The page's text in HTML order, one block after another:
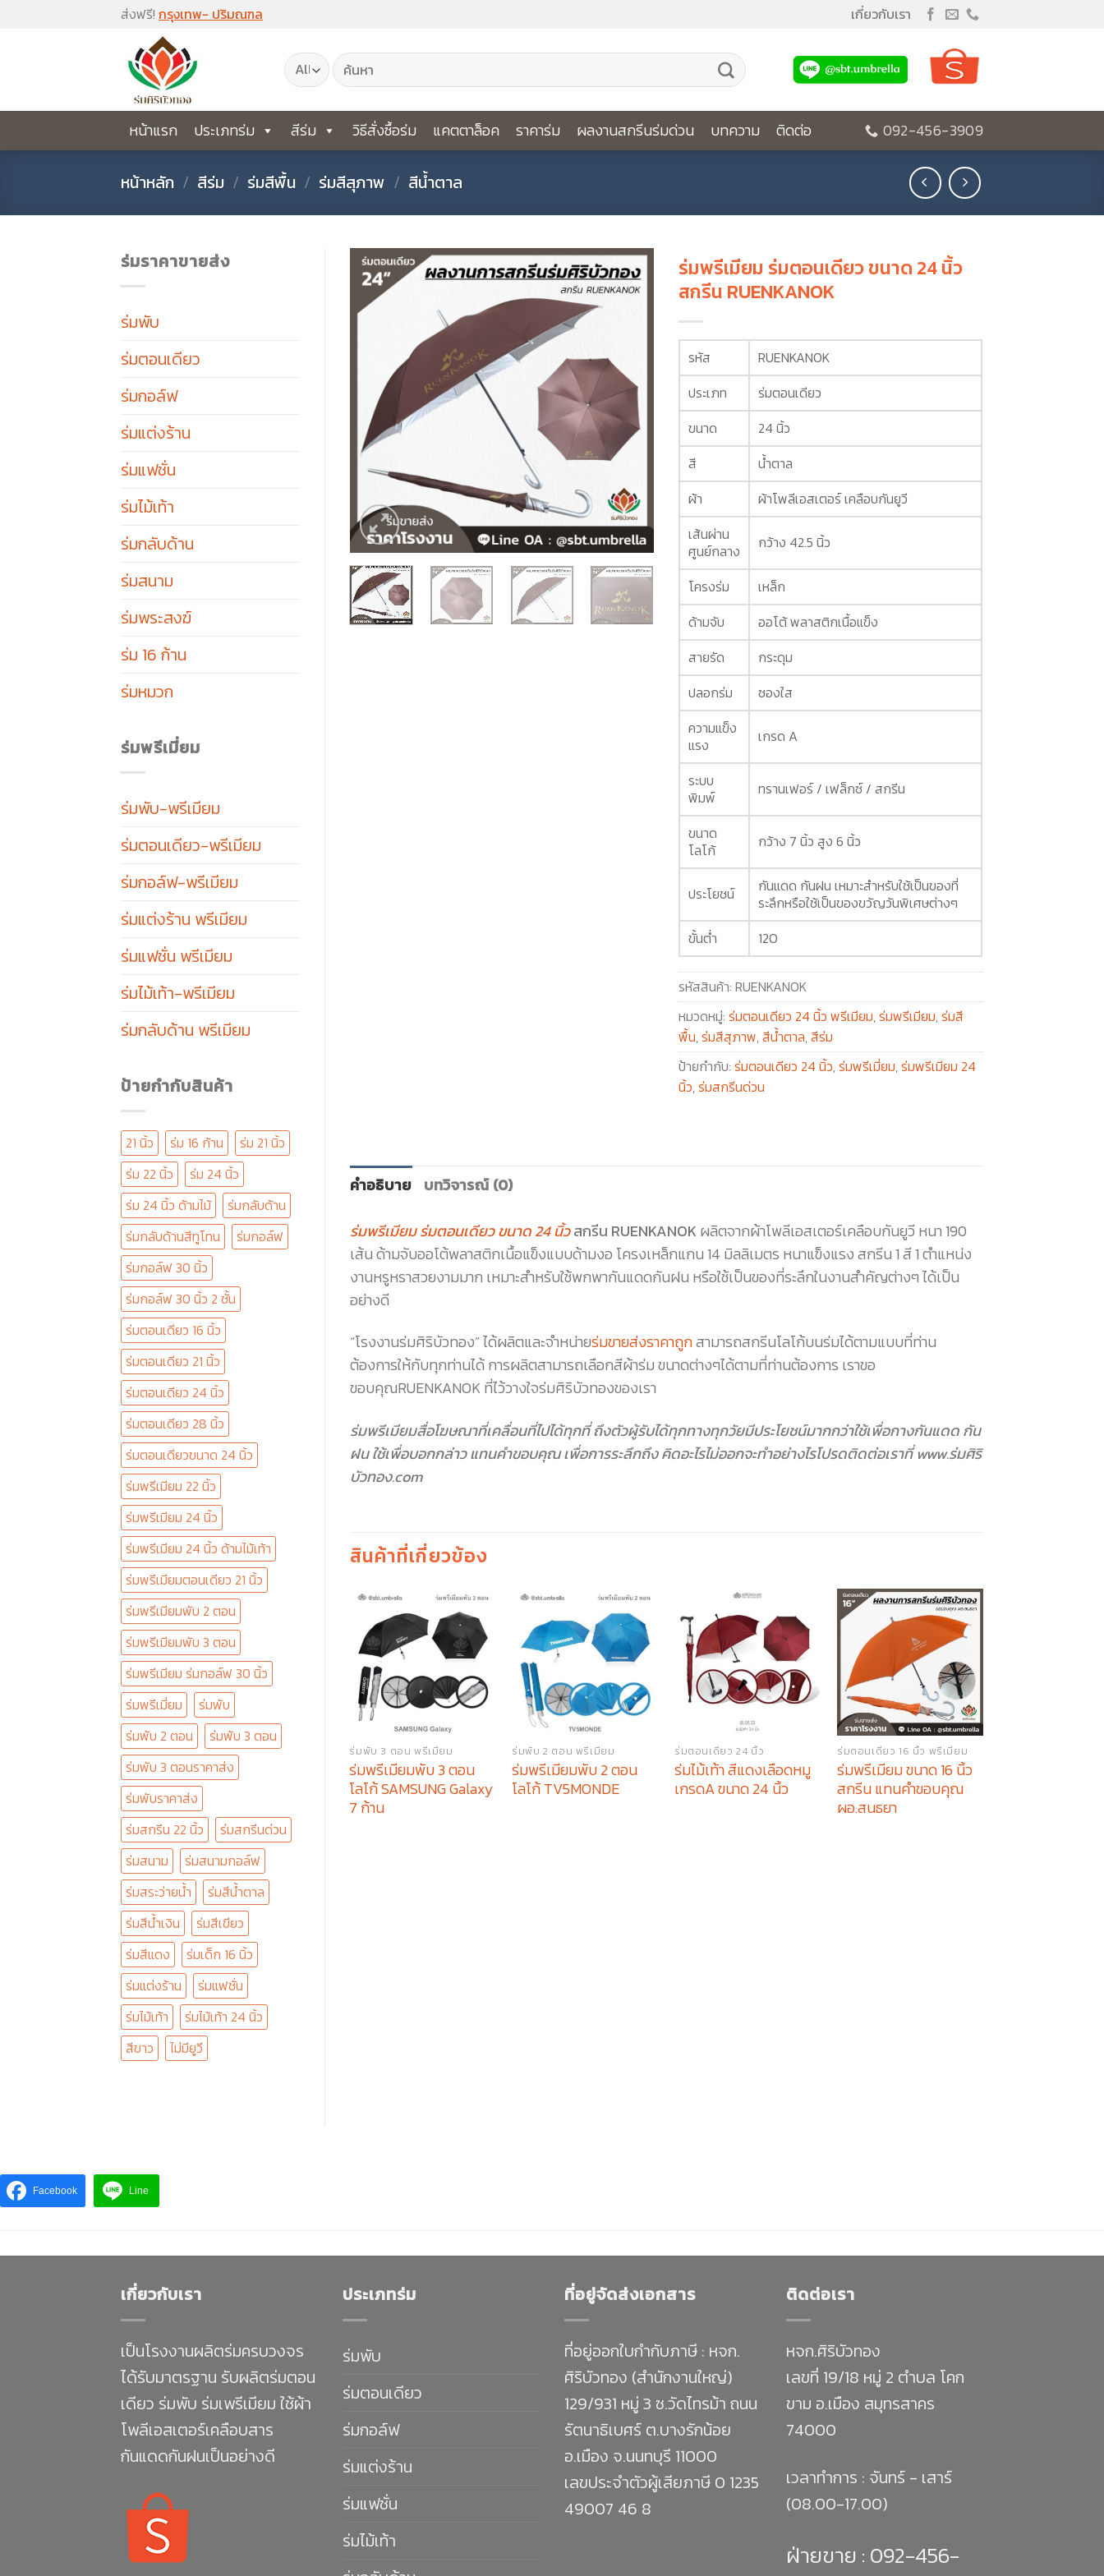
ส่งฟรี! กรุงเทพ- ปริมณฑล เกี่ยวกับเรา
ค้นหา:
หน้าแรก ประเภทร่ม สีร่ม วิธีสั่งซื้อร่ม แคตตาล็อค ราคาร่ม ผลงานสกรีนร่มด่วน บทความ ติดต่อ 092-456-3909
หน้าหลัก / สีร่ม / ร่มสีพื้น / ร่มสีสุภาพ / สีน้ำตาล
ร่มราคาขายส่ง
ร่มพับ
ร่มตอนเดียว
ร่มกอล์ฟ
ร่มแต่งร้าน
ร่มแฟชั่น
ร่มไม้เท้า
ร่มกลับด้าน
ร่มสนาม
ร่มพระสงฆ์
ร่ม 16 ก้าน
ร่มหมวก
ร่มพรีเมี่ยม
ร่มพับ-พรีเมียม
ร่มตอนเดียว-พรีเมียม
ร่มกอล์ฟ-พรีเมียม
ร่มแต่งร้าน พรีเมียม
ร่มแฟชั่น พรีเมียม
ร่มไม้เท้า-พรีเมียม
ร่มกลับด้าน พรีเมียม
ป้ายกำกับสินค้า
21 นิ้ว ร่ม 16 ก้าน
ร่ม 21 นิ้ว
ร่ม 22 นิ้ว
ร่ม 24 นิ้ว
ร่ม 24 นิ้ว ด้ามไม้
ร่มกลับด้าน
ร่มกลับด้านสีทูโทน
ร่มกอล์ฟ
ร่มกอล์ฟ 30 นิ้ว
ร่มกอล์ฟ 30 นิ้ว 2 ชั้น
ร่มตอนเดียว 16 นิ้ว
ร่มตอนเดียว 21 นิ้ว
ร่มตอนเดียว 24 นิ้ว
ร่มตอนเดียว 28 นิ้ว
ร่มตอนเดียวขนาด 24 นิ้ว
ร่มพรีเมียม 22 นิ้ว
ร่มพรีเมียม 24 นิ้ว
ร่มพรีเมียม 24 นิ้ว ด้ามไม้เท้า
ร่มพรีเมียมตอนเดียว 21 นิ้ว
ร่มพรีเมียมพับ 2 ตอน
ร่มพรีเมียมพับ 3 ตอน
ร่มพรีเมียม ร่มกอล์ฟ 30 นิ้ว
ร่มพรีเมี่ยม
ร่มพับ
ร่มพับ 2 ตอน
ร่มพับ 3 ตอน
ร่มพับ 3 ตอนราคาส่ง
ร่มพับราคาส่ง
ร่มสกรีน 22 นิ้ว
ร่มสกรีนด่วน
ร่มสนาม
ร่มสนามกอล์ฟ
ร่มสระว่ายน้ำ
ร่มสีน้ำตาล
ร่มสีน้ำเงิน
ร่มสีเขียว
ร่มสีแดง
ร่มเด็ก 16 นิ้ว
ร่มแต่งร้าน
ร่มแฟชั่น
ร่มไม้เท้า
ร่มไม้เท้า 24 นิ้ว
สีขาว
ไม่มียูวี
ร่มพรีเมียม ร่มตอนเดียว ขนาด 24 นิ้ว
สกรีน RUENKANOK
รหัส
RUENKANOK
ประเภท
ร่มตอนเดียว
ขนาด
24 นิ้ว
สี
น้ำตาล
ผ้า
ผ้าโพลีเอสเตอร์ เคลือบกันยูวี
เส้นผ่าน
ศูนย์กลาง
กว้าง 42.5 นิ้ว
โครงร่ม
เหล็ก
ด้ามจับ
ออโต้ พลาสติกเนื้อแข็ง
สายรัด
กระดุม
ปลอกร่ม
ซองใส
ความแข็ง
แรง
เกรด A
ระบบ
พิมพ์
ทรานเฟอร์ / เฟล็กซ์ / สกรีน
ขนาด
โลโก้
กว้าง 7 นิ้ว สูง 6 นิ้ว
ประโยชน์
กันแดด กันฝน เหมาะสำหรับใช้เป็นของที่
ระลึกหรือใช้เป็นของขวัญวันพิเศษต่างๆ
ขั้นต่ำ
120
รหัสสินค้า:RUENKANOK
หมวดหมู่:ร่มตอนเดียว 24 นิ้ว พรีเมียม,ร่มพรีเมียม,ร่มสี
พื้น,ร่มสีสุภาพ,สีน้ำตาล,สีร่ม
ป้ายกำกับ:ร่มตอนเดียว 24 นิ้ว,ร่มพรีเมี่ยม,ร่มพรีเมียม 24
นิ้ว,ร่มสกรีนด่วน
คำอธิบาย บทวิจารณ์ (0)
ร่มพรีเมียม ร่มตอนเดียว ขนาด 24 นิ้วสกรีน RUENKANOK ผลิตจากผ้าโพลีเอสเตอร์เคลือบกันยูวี หนา 190
เส้น ด้ามจับออโต้พลาสติกเนื้อแข็งแบบด้ามงอ โครงเหล็กแกน 14 มิลลิเมตร หนาแข็งแรง สกรีน 1 สี 1 ตำแหน่ง
งานหรูหราสวยงามมาก เหมาะสำหรับใช้พกพากันแดดกันฝน หรือใช้เป็นของที่ระลึกในงานสำคัญต่างๆ ได้เป็น
อย่างดี
“โรงงานร่มศิริบัวทอง” ได้ผลิตและจำหน่ายร่มขายส่งราคาถูกสามารถสกรีนโลโก้บนร่มได้ตามแบบที่ท่าน
ต้องการให้กับทุกท่านได้ การผลิตสามารถเลือกสีผ้าร่ม ขนาดต่างๆได้ตามที่ท่านต้องการ เราขอ
ขอบคุณRUENKANOK ที่ไว้วางใจร่มศิริบัวทองของเรา
ร่มพรีเมียมสื่อโฆษณาที่เคลื่อนที่ไปได้ทุกที่ ถึงตัวผู้รับได้ทุกทางทุกวัยมีประโยชน์มากกว่าใช้เพื่อกางกันแดด กัน
ฝน ใช้เพื่อบอกกล่าว แทนคำขอบคุณ เพื่อการระลึกถึง คิดอะไรไม่ออกจะทำอย่างไรโปรดติดต่อเราที่ www.ร่มศิริ
บัวทอง.com
สินค้าที่เกี่ยวข้อง
ร่มพับ 3 ตอน พรีเมียม
ร่มพรีเมียมพับ 3 ตอน
โลโก้ SAMSUNG Galaxy
7 ก้าน
ร่มพับ 2 ตอน พรีเมียม
ร่มพรีเมียมพับ 2 ตอน
โลโก้ TV5MONDE
ร่มตอนเดียว 24 นิ้ว
ร่มไม้เท้า สีแดงเลือดหมู
เกรดA ขนาด 24 นิ้ว
ร่มตอนเดียว 16 นิ้ว พรีเมียม
ร่มพรีเมียม ขนาด 16 นิ้ว
สกรีน แทนคำขอบคุณ
ผอ.สนธยา
Facebook Line
เกี่ยวกับเรา
เป็นโรงงานผลิตร่มครบวงจร
ได้รับมาตรฐาน รับผลิตร่มตอน
เดียว ร่มพับ ร่มเพรีเมียม ใช้ผ้า
โพลีเอสเตอร์เคลือบสาร
กันแดดกันฝนเป็นอย่างดี
ประเภทร่ม
ร่มพับ
ร่มตอนเดียว
ร่มกอล์ฟ
ร่มแต่งร้าน
ร่มแฟชั่น
ร่มไม้เท้า
ที่อยู่จัดส่งเอกสาร
ที่อยู่ออกใบกำกับภาษี : หจก.
ศิริบัวทอง (สำนักงานใหญ่)
129/931 หมู่ 3 ซ.วัดไทรม้า ถนน
รัตนาธิเบศร์ ต.บางรักน้อย
อ.เมือง จ.นนทบุรี 11000
เลขประจำตัวผู้เสียภาษี 0 1235
49007 46 8
ติดต่อเรา
หจก.ศิริบัวทอง
เลขที่ 19/18 หมู่ 2 ตำบล โคก
ขาม อ.เมือง สมุทรสาคร
74000
เวลาทำการ : จันทร์ - เสาร์
(08.00-17.00)
ฝ่ายขาย : 092-456-